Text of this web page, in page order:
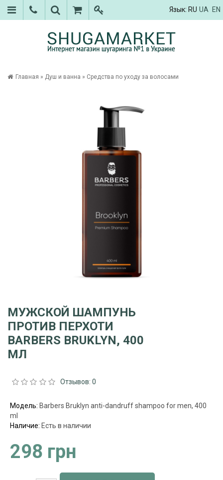
Язык: RU UA EN
Главная » Душ и ванна » Средства по уходу за волосами
МУЖСКОЙ ШАМПУНЬ
ПРОТИВ ПЕРХОТИ
BARBERS BRUKLYN, 400
МЛ
Отзывов: 0
Модель: Barbers Bruklyn anti-dandruff shampoo for men, 400
ml
Наличие: Есть в наличии
298 грн